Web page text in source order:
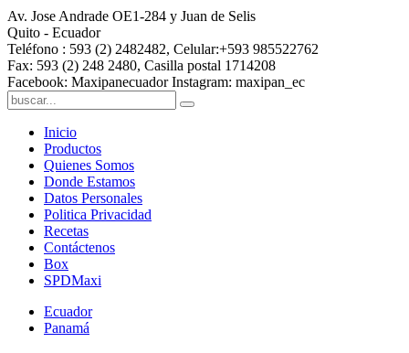
Av. Jose Andrade OE1-284 y Juan de Selis
Quito - Ecuador
Teléfono : 593 (2) 2482482, Celular:+593 985522762
Fax: 593 (2) 248 2480, Casilla postal 1714208
Facebook: Maxipanecuador Instagram: maxipan_ec
Inicio
Productos
Quienes Somos
Donde Estamos
Datos Personales
Politica Privacidad
Recetas
Contáctenos
Box
SPDMaxi
Ecuador
Panamá